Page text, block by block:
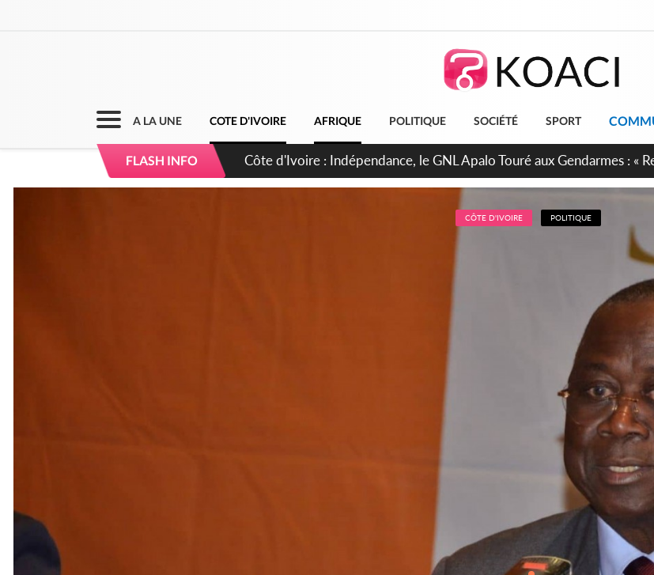
A LA UNE COTE D'IVOIRE AFRIQUE POLITIQUE SOCIÉTÉ SPORT
FLASH INFO
Sierra Leone : Un projet de réforme constitutionnelle en gestation,
d'avance
CÔTE D'IVOIRE POLITIQUE